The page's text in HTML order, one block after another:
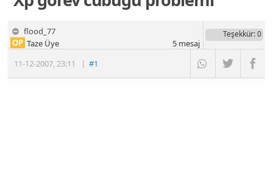
flood_77
11-12-2007,23:11 |#1
OP Taze Üye
Teşekkür: 0
5mesaj